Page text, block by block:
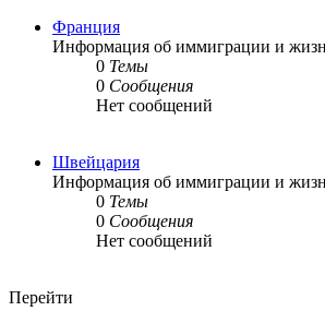
Франция
Информация об иммиграции и
0 Темы
0 Сообщения
Нет сообщений
Швейцария
Информация об иммиграции и
0 Темы
0 Сообщения
Нет сообщений
Перейти